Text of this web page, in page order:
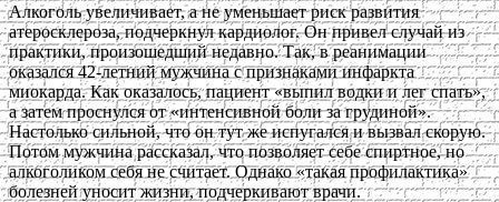
Алкоголь увеличивает, а не уменьшает риск развития
атеросклероза, подчеркнул кардиолог. Он привел случай из
практики, произошедший недавно. Так, в реанимации
оказался 42-летний мужчина с признаками инфаркта
миокарда. Как оказалось, пациент «выпил водки и лег спать»,
а затем проснулся от «интенсивной боли за грудиной».
Настолько сильной, что он тут же испугался и вызвал скорую.
Потом мужчина рассказал, что позволяет себе спиртное, но
алкоголиком себя не считает. Однако «такая профилактика»
болезней уносит жизни, подчеркивают врачи.